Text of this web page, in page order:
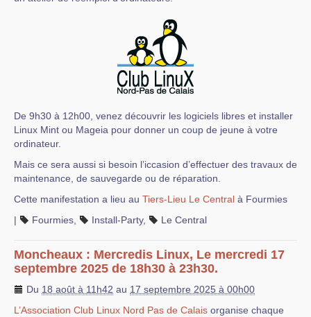
De 9h30 à 12h00, venez découvrir les logiciels libres et installer
Linux Mint ou Mageia pour donner un coup de jeune à votre
ordinateur.
Mais ce sera aussi si besoin l’iccasion d’effectuer des travaux de
maintenance, de sauvegarde ou de réparation.
Cette manifestation a lieu au Tiers-Lieu Le Central à Fourmies
|
Fourmies Install-Party, Le Central
Moncheaux : Mercredis Linux, Le mercredi 17
septembre 2025 de 18h30 à 23h30.
Du 18 août à 11h42 au 17 septembre 2025 à 00h00
L’Association Club Linux Nord Pas de Calais organise chaque